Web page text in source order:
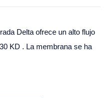
Delta ofrece un alto flujo
KD . La membrana se ha